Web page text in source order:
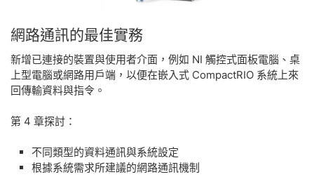
網路通訊的最佳實務
新增已連接的裝置與使用者介面，例如 NI 觸控式面板電腦、桌
上型電腦或網路用戶端，以便在嵌入式 CompactRIO 系統上來
回傳輸資料與指令。
第 4 章探討：
不同類型的資料通訊與系統設定
根據系統需求所建議的網路通訊機制